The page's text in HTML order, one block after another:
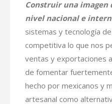
Construir una imagen
nivel nacional e
sistemas y tecnología
competitiva lo que nos
ventas y exportaciones
de fomentar
hecho por mexicanos y
artesanal como